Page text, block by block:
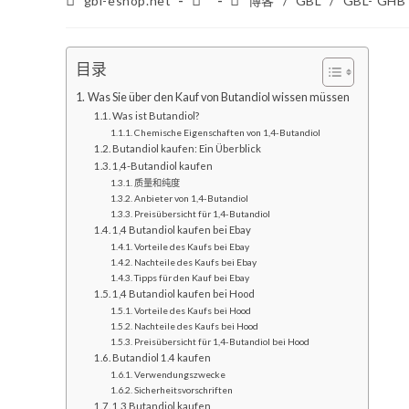
者
别
目录
Was Sie über den Kauf von Butandiol wissen müssen
Was ist Butandiol?
Chemische Eigenschaften von 1,4-Butandiol
Butandiol kaufen: Ein Überblick
1,4-Butandiol kaufen
质量和纯度
Anbieter von 1,4-Butandiol
Preisübersicht für 1,4-Butandiol
1,4 Butandiol kaufen bei Ebay
Vorteile des Kaufs bei Ebay
Nachteile des Kaufs bei Ebay
Tipps für den Kauf bei Ebay
1,4 Butandiol kaufen bei Hood
Vorteile des Kaufs bei Hood
Nachteile des Kaufs bei Hood
Preisübersicht für 1,4-Butandiol bei Hood
Butandiol 1.4 kaufen
Verwendungszwecke
Sicherheitsvorschriften
1,3 Butandiol kaufen